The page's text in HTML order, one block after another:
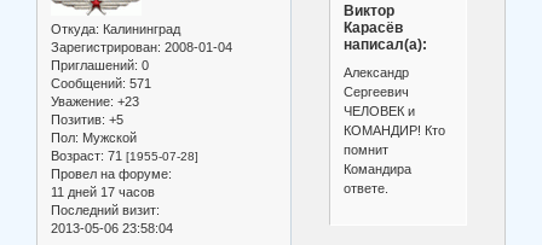
Откуда: Калининград
Зарегистрирован: 2008-01-04
Приглашений: 0
Сообщений: 571
Уважение: +23
Позитив: +5
Пол: Мужской
Возраст: 71 [1955-07-28]
Провел на форуме:
11 дней 17 часов
Последний визит:
2013-05-06 23:58:04
Виктор
Карасёв
написал(а):
Александр
Сергеевич
ЧЕЛОВЕК и
КОМАНДИР! Кто
помнит
Командира
ответе.